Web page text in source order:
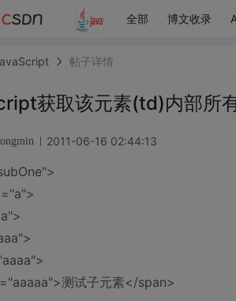
全部 博文收录
帖子详情
获取该元素(td)内部所
2011-06-16 02:44:13
测试子元素</span>